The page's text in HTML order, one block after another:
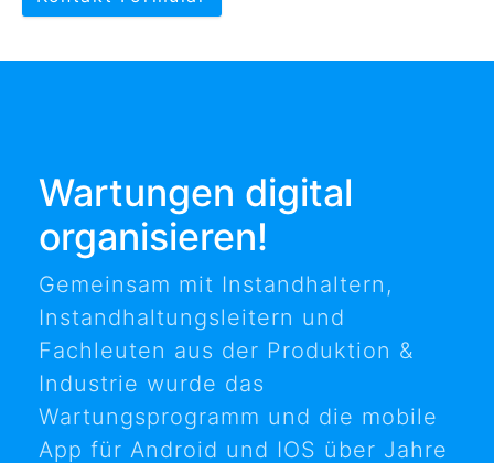
Wartungen digital
organisieren!
Gemeinsam mit Instandhaltern,
Instandhaltungsleitern und
Fachleuten aus der Produktion &
Industrie wurde das
Wartungsprogramm und die mobile
App für Android und IOS über Jahre